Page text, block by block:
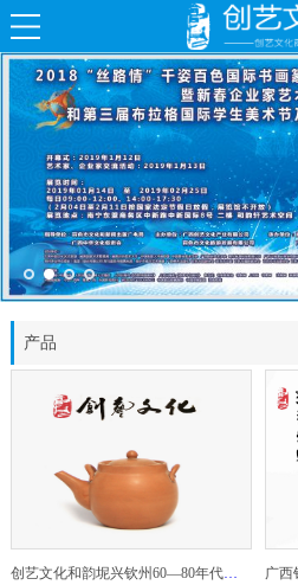
产品
创艺文化和韵坭兴钦州60—80年代坭兴陶老壶——玉奎壶